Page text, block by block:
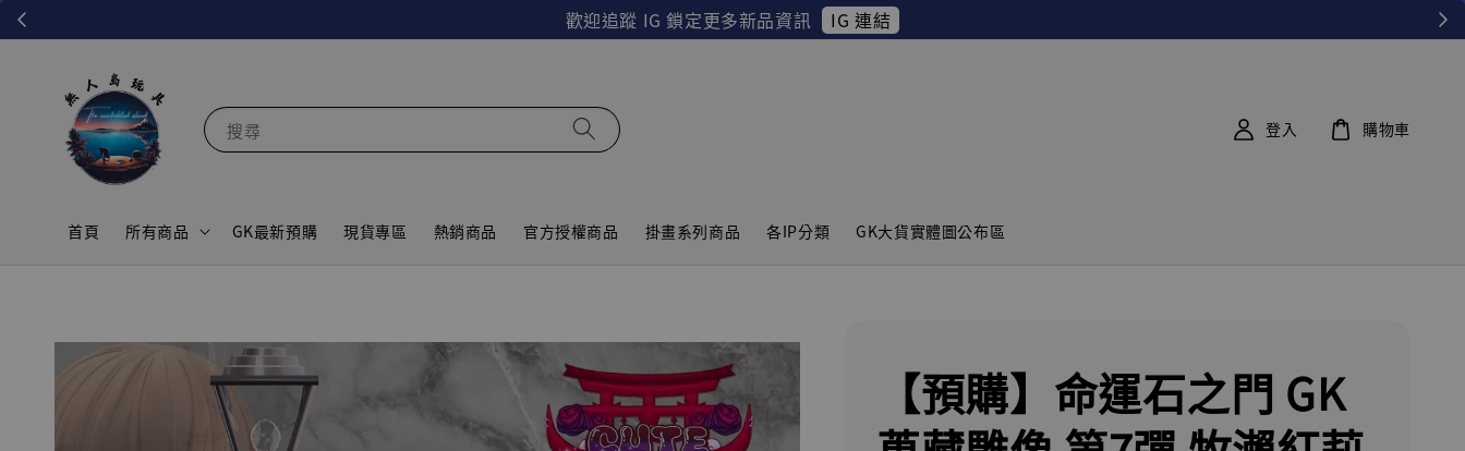
歡迎追蹤 IG 鎖定更多新品資訊 IG 連結
搜尋
首頁 所有商品 GK最新預購 現貨專區 熱銷商品 官方授權商品 掛畫系列商品 各IP分類 GK大貨實體圖公布區
登入 購物車
【預購】命運石之門 GK